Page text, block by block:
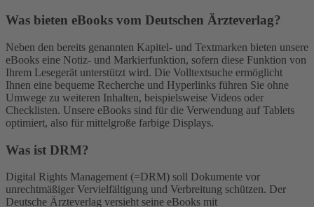
Was bieten eBooks vom Deutschen Ärzteverlag?
Neben den bereits genannten Kapitel- und Textmarken bieten unsere
eBooks eine Notiz- und Markierfunktion, sofern diese Funktion von
Ihrem Lesegerät unterstützt wird. Die Volltextsuche ermöglicht
Ihnen eine bequeme Recherche und Hyperlinks führen Sie ohne
Umwege zu weiteren Inhalten, beispielsweise Videos oder
Checklisten. Unsere eBooks sind für die Verwendung auf Tablets
optimiert, also für mittelgroße farbige Displays.
Was ist DRM?
Digital Rights Management (=DRM) soll Dokumente vor
unrechtmäßiger Vervielfältigung und Verbreitung schützen. Der
Deutsche Ärzteverlag versieht seine eBooks mit